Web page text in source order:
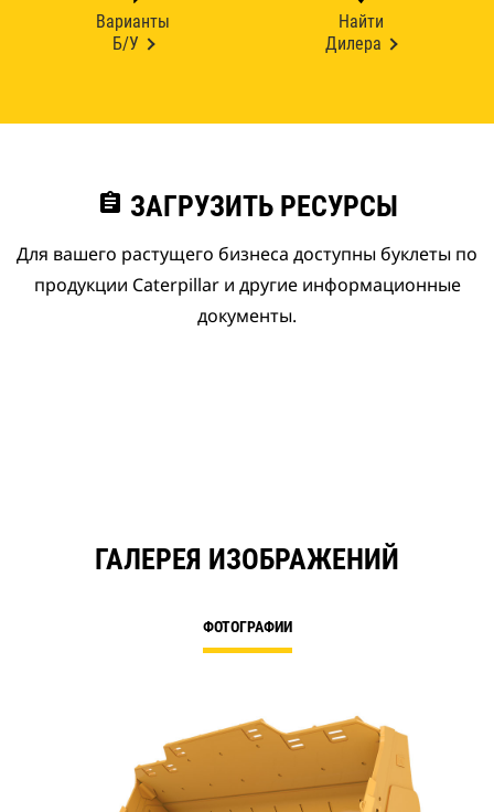
Варианты
Б/У
Найти
Дилера
assignment ЗАГРУЗИТЬ РЕСУРСЫ
Для вашего растущего бизнеса доступны буклеты по
продукции Caterpillar и другие информационные
документы.
ГАЛЕРЕЯ ИЗОБРАЖЕНИЙ
ФОТОГРАФИИ